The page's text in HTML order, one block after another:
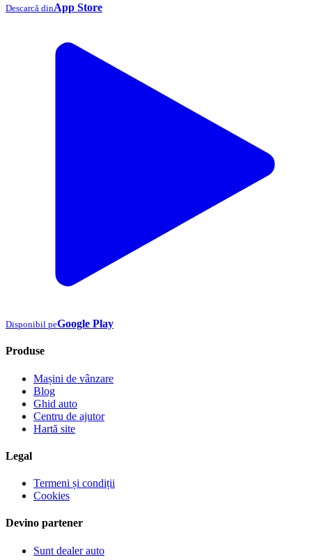
Descarcă dinApp Store
Disponibil peGoogle Play
Produse
Mașini de vânzare
Blog
Ghid auto
Centru de ajutor
Hartă site
Legal
Termeni și condiții
Cookies
Devino partener
Sunt dealer auto